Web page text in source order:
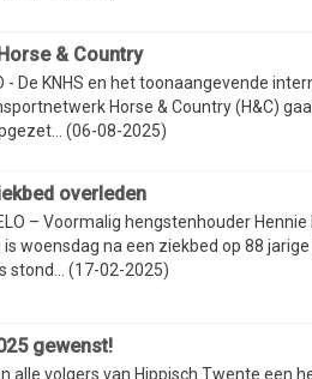
& Country
- De KNHS en het toonaangevende
Horse & Country (H&C)
(06-08-2025)
overleden
– Voormalig hengstenhouder
is woensdag na een ziekbed op 88
stond... (17-02-2025)
gewenst!
alle volgers van Hippisch Twente een